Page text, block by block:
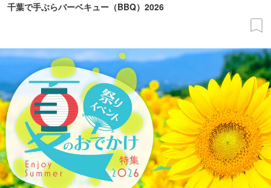
千葉で手ぶらバーベキュー（BBQ）2026